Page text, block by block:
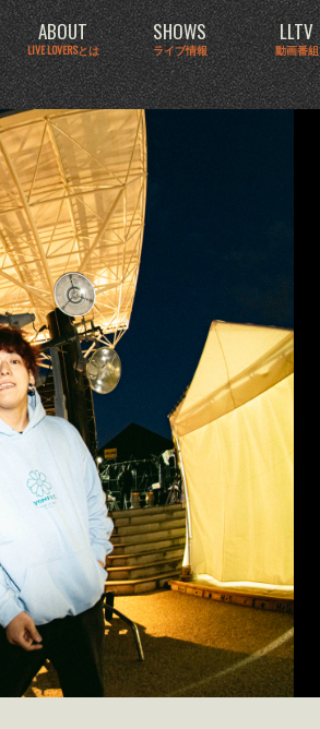
ABOUT
LIVE LOVERSとは
SHOWS
ライブ情報
LLTV
動画番組